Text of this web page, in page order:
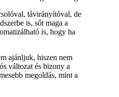
távirányítóval, de
is, sőt maga a
is, hogy ha
ajánljuk, hiszen nem
változat és bizony a
megoldás, mint a